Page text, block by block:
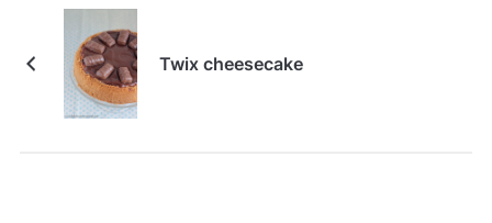
Twix cheesecake